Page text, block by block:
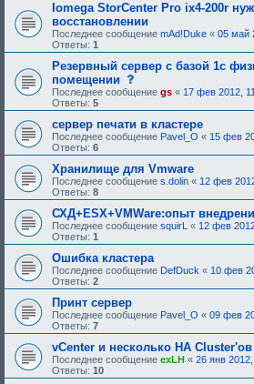
е
о
д
о
б
р
е
н
и
я
Iomega StorCenter Pro ix4-200r
восстановлении
Последнее сообщение mAd!Duke « 05 май
Ответы: 1
Резервный сервер с базой 1с
помещении
о
о
б
щ
е
н
и
е
,
т
р
е
б
у
е
е
б
н
и
Последнее сообщение gs « 17 фев 2012,
Ответы: 5
сервер печати в кластере
Последнее сообщение Pavel_O « 15 фев
Ответы: 6
Хранилище для Vmware
Последнее сообщение s.dolin « 12 фев
Ответы: 8
СХД+ESX+VMWare:опыт
Последнее сообщение squirL « 12 фев
Ответы: 1
Ошибка кластера
Последнее сообщение DefDuck « 10 фев
Ответы: 2
Принт сервер
Последнее сообщение Pavel_O « 09 фев
Ответы: 7
vCenter и несколько HA
Последнее сообщение exLH « 26 янв
Ответы: 10